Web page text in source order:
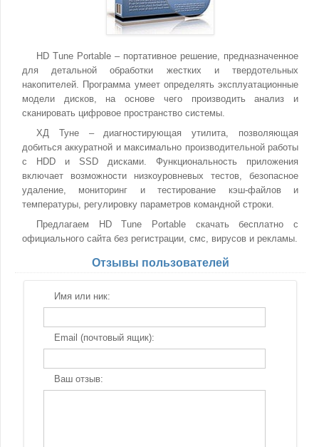
HD Tune Portable – портативное решение, предназначенное
для детальной обработки жестких и твердотельных
накопителей. Программа умеет определять эксплуатационные
модели дисков, на основе чего производить анализ и
сканировать цифровое пространство системы.
ХД Туне – диагностирующая утилита, позволяющая
добиться аккуратной и максимально производительной работы
с HDD и SSD дисками. Функциональность приложения
включает возможности низкоуровневых тестов, безопасное
удаление, мониторинг и тестирование кэш-файлов и
температуры, регулировку параметров командной строки.
Предлагаем HD Tune Portable скачать бесплатно с
официального сайта без регистрации, смс, вирусов и рекламы.
Отзывы пользователей
Имя или ник:
Email (почтовый ящик):
Ваш отзыв: